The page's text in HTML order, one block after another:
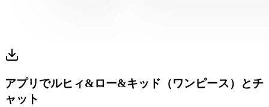
アプリでルヒィ&ロー&キッド（ワンピース）とチ
ャット